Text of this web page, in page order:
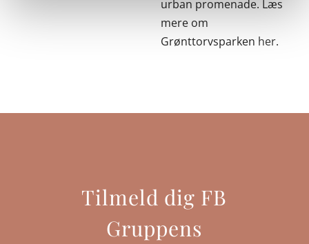
urban promenade. Læs
mere om
Grønttorvsparken her.
Tilmeld dig FB
Gruppens